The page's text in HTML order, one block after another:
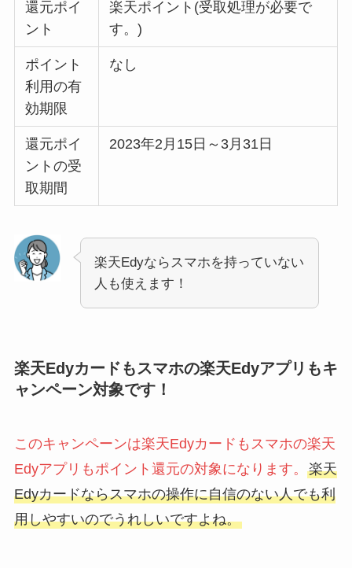
還元ポイ
ント
楽天ポイント(受取処理が必要で
す。)
ポイント
利用の有
効期限
なし
還元ポイ
ントの受
取期間
2023年2月15日～3月31日
楽天Edyならスマホを持っていない
人も使えます！
楽天Edyカードもスマホの楽天Edyアプリもキ
ャンペーン対象です！
このキャンペーンは楽天Edyカードもスマホの楽天
Edyアプリもポイント還元の対象になります。 楽天
Edyカードならスマホの操作に自信のない人でも利
用しやすいのでうれしいですよね。